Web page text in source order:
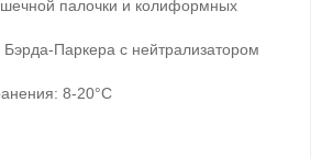
палочки и колиформных
Паркера с нейтрализатором
8-20°С